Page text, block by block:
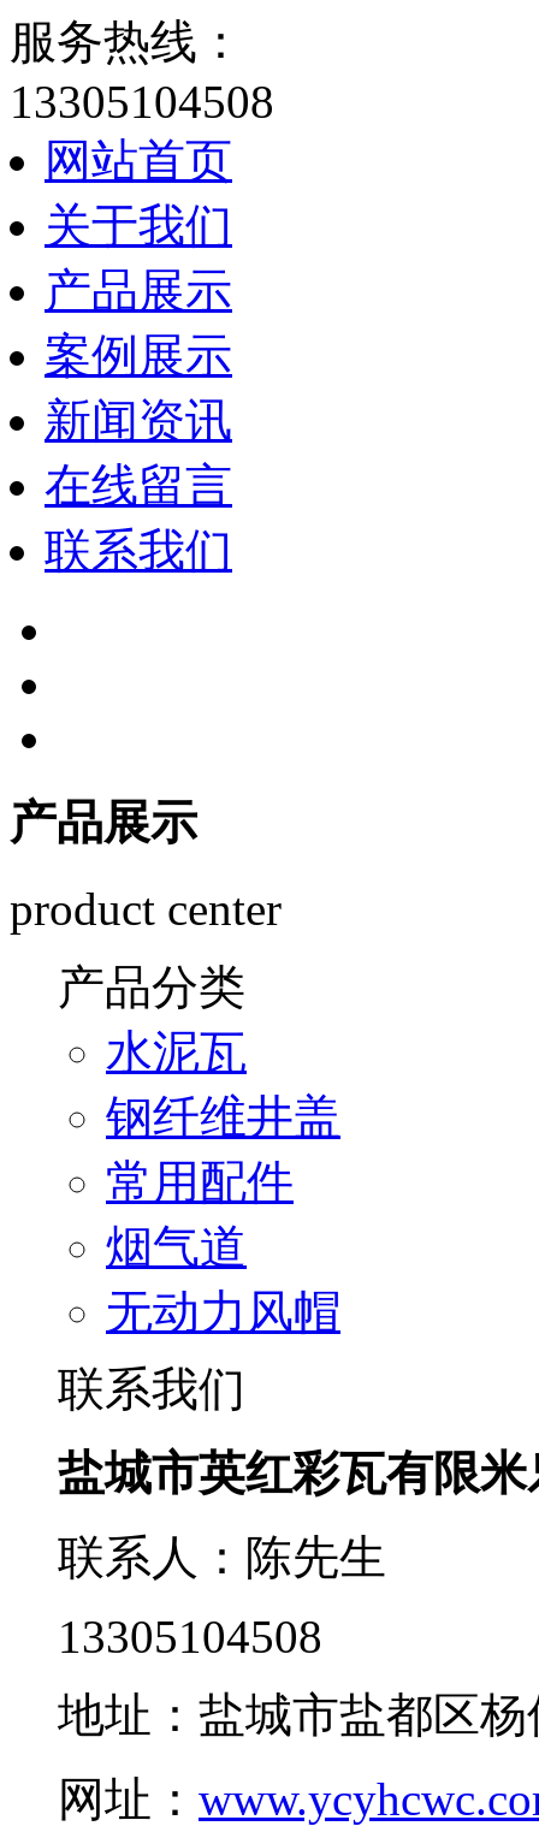
服务热线：
13305104508
网站首页
关于我们
产品展示
案例展示
新闻资讯
在线留言
联系我们
产品展示
product center
产品分类
水泥瓦
钢纤维井盖
常用配件
烟气道
无动力风帽
联系我们
盐城市英红彩瓦有限
联系人：陈先生
13305104508
地址：盐城市盐都区
网址：